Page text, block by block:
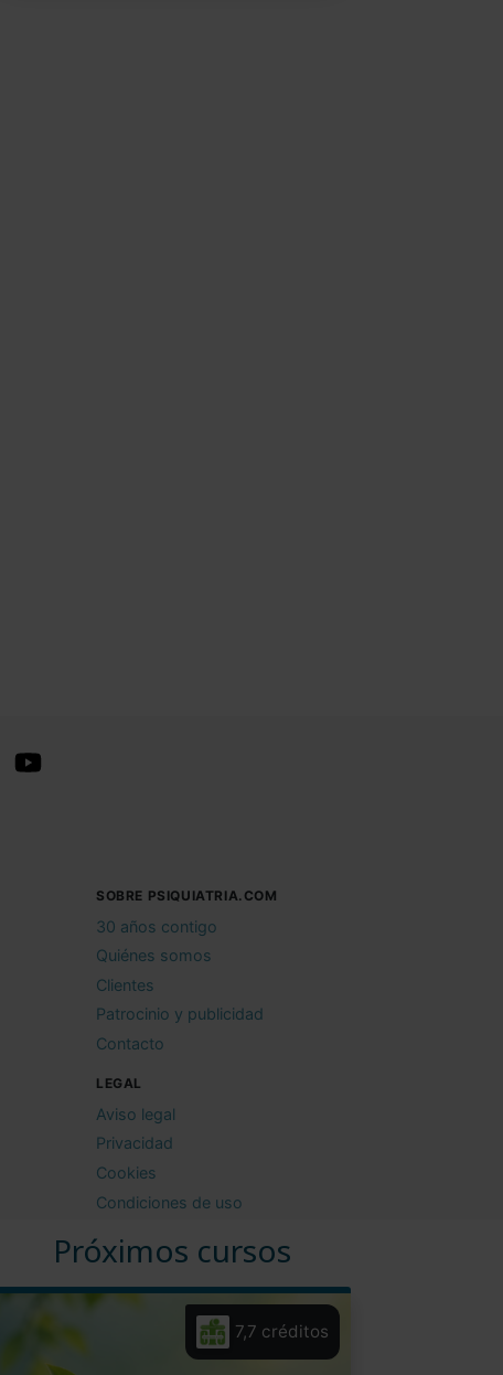
Próximos cursos
7,7 créditos
SOBRE PSIQUIATRIA.COM
30 años contigo
Quiénes somos
Clientes
Patrocinio y publicidad
Contacto
LEGAL
Aviso legal
Privacidad
Cookies
Condiciones de uso